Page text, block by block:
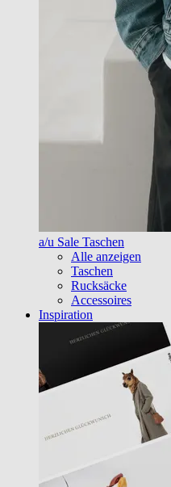
a/u Sale Taschen
Alle anzeigen
Taschen
Rucksäcke
Accessoires
Inspiration